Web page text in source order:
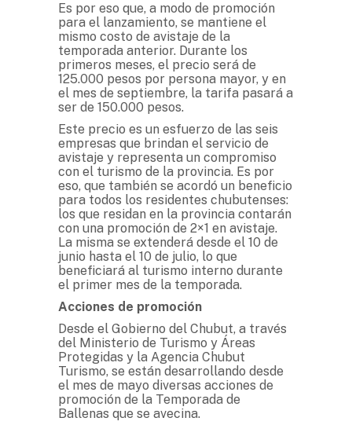
Es por eso que, a modo de promoción
para el lanzamiento, se mantiene el
mismo costo de avistaje de la
temporada anterior. Durante los
primeros meses, el precio será de
125.000 pesos por persona mayor, y en
el mes de septiembre, la tarifa pasará a
ser de 150.000 pesos.
Este precio es un esfuerzo de las seis
empresas que brindan el servicio de
avistaje y representa un compromiso
con el turismo de la provincia. Es por
eso, que también se acordó un beneficio
para todos los residentes chubutenses:
los que residan en la provincia contarán
con una promoción de 2×1 en avistaje.
La misma se extenderá desde el 10 de
junio hasta el 10 de julio, lo que
beneficiará al turismo interno durante
el primer mes de la temporada.
Acciones de promoción
Desde el Gobierno del Chubut, a través
del Ministerio de Turismo y Áreas
Protegidas y la Agencia Chubut
Turismo, se están desarrollando desde
el mes de mayo diversas acciones de
promoción de la Temporada de
Ballenas que se avecina.